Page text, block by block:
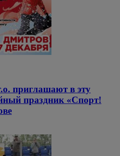
приглашают в эту
праздник «Спорт!